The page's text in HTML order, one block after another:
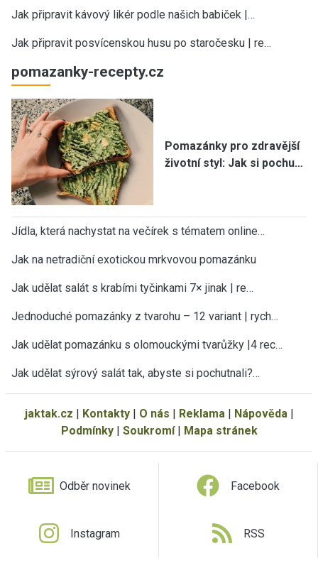
Jak připravit kávový likér podle našich babiček |…
Jak připravit posvícenskou husu po staročesku | re…
pomazanky-recepty.cz
Pomazánky pro zdravější
životní styl: Jak si pochu…
Jídla, která nachystat na večírek s tématem online…
Jak na netradiční exotickou mrkvovou pomazánku
Jak udělat salát s krabími tyčinkami 7× jinak | re…
Jednoduché pomazánky z tvarohu – 12 variant | rych…
Jak udělat pomazánku s olomouckými tvarůžky |4 rec…
Jak udělat sýrový salát tak, abyste si pochutnali?…
jaktak.cz | Kontakty| O nás | Reklama| Nápověda|
Podmínky| Soukromí| Mapa stránek
Odběr novinek Facebook
Instagram RSS